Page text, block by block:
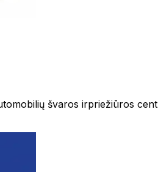
švaros irpriežiūros